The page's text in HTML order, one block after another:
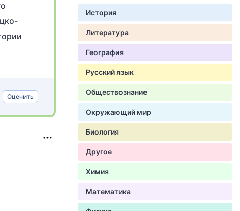
Оценить
История
Литература
География
Русский язык
Обществознание
Окружающий мир
Биология
Другое
Химия
Математика